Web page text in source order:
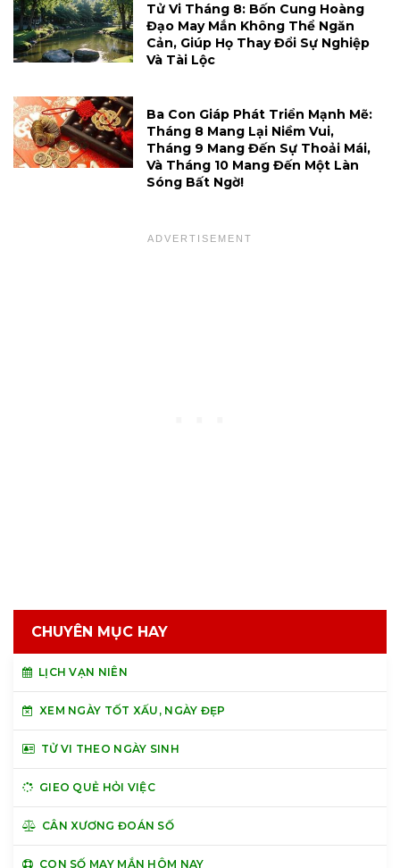
Tử Vi Tháng 8: Bốn Cung Hoàng
Đạo May Mắn Không Thể Ngăn
Cản, Giúp Họ Thay Đổi Sự Nghiệp
Và Tài Lộc
Ba Con Giáp Phát Triển Mạnh Mẽ:
Tháng 8 Mang Lại Niềm Vui,
Tháng 9 Mang Đến Sự Thoải Mái,
Và Tháng 10 Mang Đến Một Làn
Sóng Bất Ngờ!
CHUYÊN MỤC HAY
LỊCH VẠN NIÊN
XEM NGÀY TỐT XẤU, NGÀY ĐẸP
TỬ VI THEO NGÀY SINH
GIEO QUẺ HỎI VIỆC
CÂN XƯƠNG ĐOÁN SỐ
CON SỐ MAY MẮN HÔM NAY